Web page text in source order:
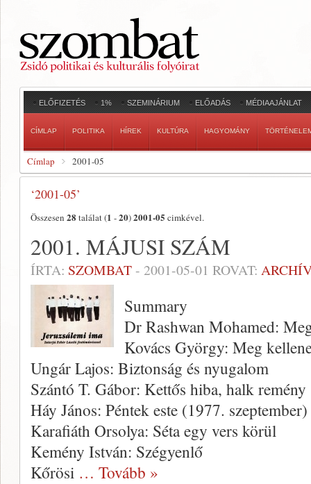
ELŐFIZETÉS 1% SZEMINÁRIUM ELŐADÁS MÉDIAAJÁNLAT
CÍMLAP POLITIKA HÍREK KULTÚRA HAGYOMÁNY
Címlap 2001-05
‘2001-05’
Összesen 28 találat (1 -20)2001-05 cimkével.
2001. MÁJUSI SZÁM
ÍRTA: SZOMBAT- 2001-05-01 ROVAT:
Summary
Dr Rashwan Mohamed:
Kovács György: Meg
Ungár Lajos: Biztonság és nyugalom
Szántó T. Gábor: Kettős hiba, halk remény
Háy János: Péntek este (1977. szeptember)
Karafiáth Orsolya: Séta egy vers körül
Kemény István: Szégyenlő
Kőrösi … Tovább »